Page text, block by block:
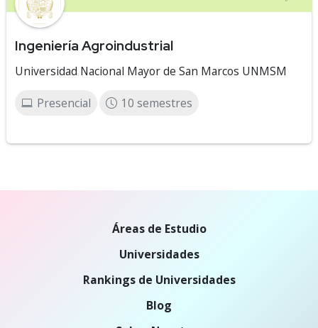
Ingeniería Agroindustrial
Universidad Nacional Mayor de San Marcos UNMSM
Presencial 10 semestres
Áreas de Estudio
Universidades
Rankings de Universidades
Blog